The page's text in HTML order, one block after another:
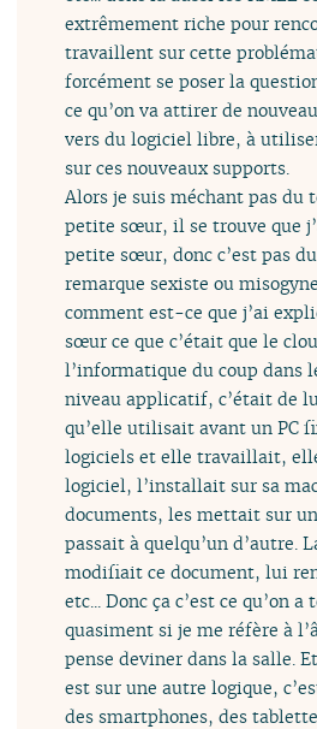
extrêmement riche pour
travaillent sur cette
forcément se poser la
ce qu’on va attirer de
vers du logiciel libre, à
sur ces nouveaux supports.
Alors je suis méchant pas du
petite sœur, il se trouve que
petite sœur, donc c’est pas
remarque sexiste ou
comment est-ce que j’ai
sœur ce que c’était que le
l’informatique du coup dans
niveau applicatif, c’était de
qu’elle utilisait avant un PC
logiciels et elle travaillait,
logiciel, l’installait sur sa
documents, les mettait sur
passait à quelqu’un d’autre.
modifiait ce document, lui
etc... Donc ça c’est ce qu’on a
quasiment si je me réfère à
pense deviner dans la salle.
est sur une autre logique,
des smartphones, des